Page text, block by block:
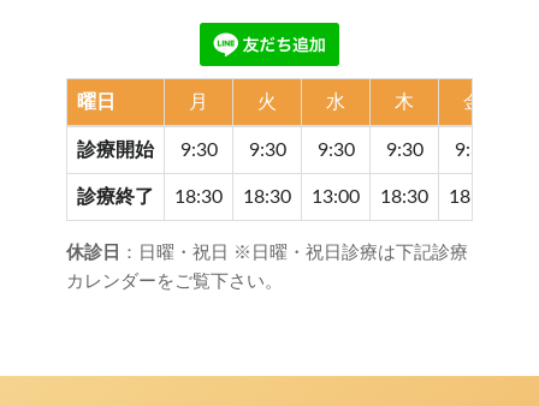
曜日 月 火 水 木 金
診療開始 9:30 9:30 9:30 9:30 9:30
診療終了 18:30 18:30 13:00 18:30 18:30
休診日 ：日曜・祝日 ※日曜・祝日診療は下記診療
カレンダーをご覧下さい。